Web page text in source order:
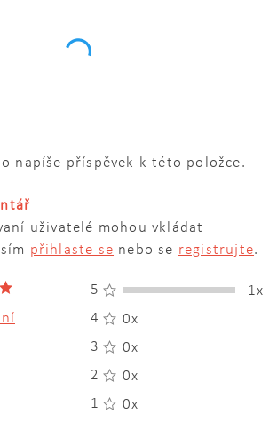
napíše příspěvek k této položce.
uživatelé mohou vkládat
přihlaste se nebo se registrujte.
5
1x
4
0x
3
0x
2
0x
1
0x